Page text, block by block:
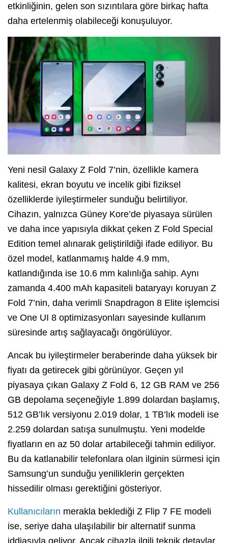
etkinliğinin, gelen son sızıntılara göre birkaç hafta
daha ertelenmiş olabileceği konuşuluyor.
Yeni nesil Galaxy Z Fold 7’nin, özellikle kamera
kalitesi, ekran boyutu ve incelik gibi fiziksel
özelliklerde iyileştirmeler sunduğu belirtiliyor.
Cihazın, yalnızca Güney Kore’de piyasaya sürülen
ve daha ince yapısıyla dikkat çeken Z Fold Special
Edition temel alınarak geliştirildiği ifade ediliyor. Bu
özel model, katlanmamış halde 4.9 mm,
katlandığında ise 10.6 mm kalınlığa sahip. Aynı
zamanda 4.400 mAh kapasiteli bataryayı koruyan Z
Fold 7’nin, daha verimli Snapdragon 8 Elite işlemcisi
ve One UI 8 optimizasyonları sayesinde kullanım
süresinde artış sağlayacağı öngörülüyor.
Ancak bu iyileştirmeler beraberinde daha yüksek bir
fiyatı da getirecek gibi görünüyor. Geçen yıl
piyasaya çıkan Galaxy Z Fold 6, 12 GB RAM ve 256
GB depolama seçeneğiyle 1.899 dolardan başlamış,
512 GB’lık versiyonu 2.019 dolar, 1 TB’lık modeli ise
2.259 dolardan satışa sunulmuştu. Yeni modelde
fiyatların en az 50 dolar artabileceği tahmin ediliyor.
Bu da katlanabilir telefonlara olan ilginin sürmesi için
Samsung’un sunduğu yeniliklerin gerçekten
hissedilir olması gerektiğini gösteriyor.
Kullanıcıların merakla beklediği Z Flip 7 FE modeli
ise, seriye daha ulaşılabilir bir alternatif sunma